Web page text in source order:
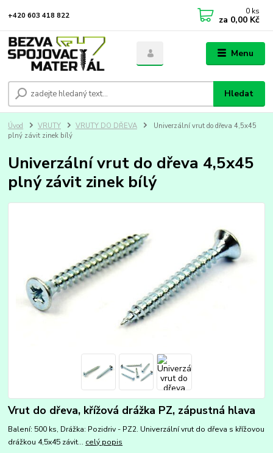
Menu
Hledat
+420 603 418 822 0 ks
za 0,00 Kč
Úvod VRUTY VRUTY DO DŘEVA
Univerzální vrut do dřeva 4,5x45
plný závit zinek bílý
Univerzální vrut do dřeva 4,5x45
plný závit zinek bílý
Vrut do dřeva, křížová drážka PZ, zápustná hlava
Balení: 500 ks, Drážka: Pozidriv - PZ2. Univerzální vrut do dřeva s křížovou
drážkou 4,5x45 závit... celý popis